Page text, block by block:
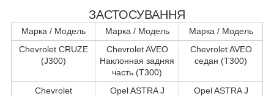
ЗАСТОСУВАННЯ
Марка / Модель Марка / Модель
Марка / Модель
Chevrolet CRUZE
(J300)
Chevrolet AVEO
Наклонная задняя
часть (T300)
Chevrolet AVEO
седан (T300)
Chevrolet
Opel ASTRA J
Opel ASTRA J